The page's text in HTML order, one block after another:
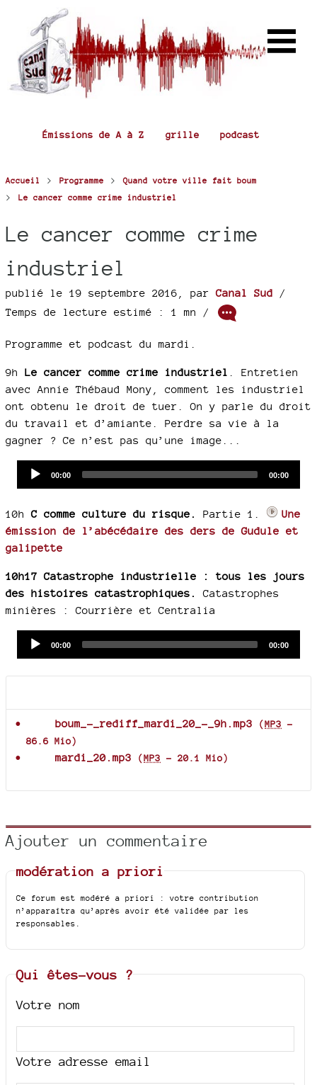
Émissions de A à Z grille podcast
Accueil > Programme >Quand votre ville fait boum
> Le cancer comme crime industriel
Le cancer comme crime
industriel
publié le 19 septembre 2016 parCanal Sud /
Temps de lecture estimé : 1 mn /
Programme et podcast du mardi.
9h Le cancer comme crime industriel
. Entretien
avec Annie Thébaud Mony, comment les industriel
ont obtenu le droit de tuer. On y parle du droit
du travail et d’amiante. Perdre sa vie à la
gagner ? Ce n’est pas qu’une image...
Current
00:00
Total
00:00
10hC comme culture du risque. Partie 1.
Une
émission de l’abécédaire des ders de Gudule et
galipette
10h17 Catastrophe industrielle : tous les jours
des histoires catastrophiques.
Catastrophes
minières : Courrière et Centralia
Current
00:00
Total
00:00
boum_-_rediff_mardi_20_-_9h.mp3 (MP3 -
86.6 Mio)
mardi_20.mp3 (MP3 - 20.1 Mio)
Ajouter un commentaire
modération a priori
Ce forum est modéré a priori : votre contribution
n’apparaîtra qu’après avoir été validée par les
responsables.
Qui êtes-vous ?
Votre nom
Votre adresse email